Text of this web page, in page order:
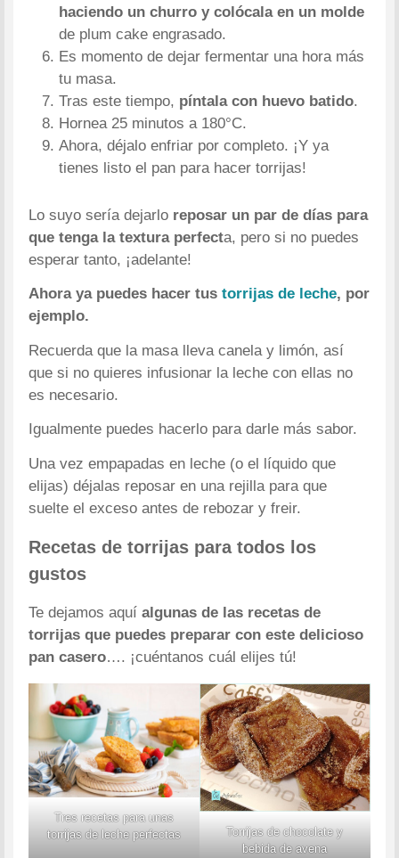
haciendo un churro y colócala en un molde
de plum cake engrasado.
Es momento de dejar fermentar una hora más
tu masa.
Tras este tiempo, píntala con huevo batido.
Hornea 25 minutos a 180°C.
Ahora, déjalo enfriar por completo. ¡Y ya
tienes listo el pan para hacer torrijas!
Lo suyo sería dejarlo reposar un par de días para
que tenga la textura perfecta, pero si no puedes
esperar tanto, ¡adelante!
Ahora ya puedes hacer tustorrijas de leche, por
ejemplo.
Recuerda que la masa lleva canela y limón, así
que si no quieres infusionar la leche con ellas no
es necesario.
Igualmente puedes hacerlo para darle más sabor.
Una vez empapadas en leche (o el líquido que
elijas) déjalas reposar en una rejilla para que
suelte el exceso antes de rebozar y freir.
Recetas de torrijas para todos los
gustos
Te dejamos aquíalgunas de las recetas de
torrijas que puedes preparar con este delicioso
pan casero…. ¡cuéntanos cuál elijes tú!
Tres recetas para unas
torrijas de leche perfectas
Torrijas de chocolate y
bebida de avena